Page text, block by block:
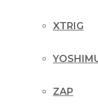
XTRIG
ZAP